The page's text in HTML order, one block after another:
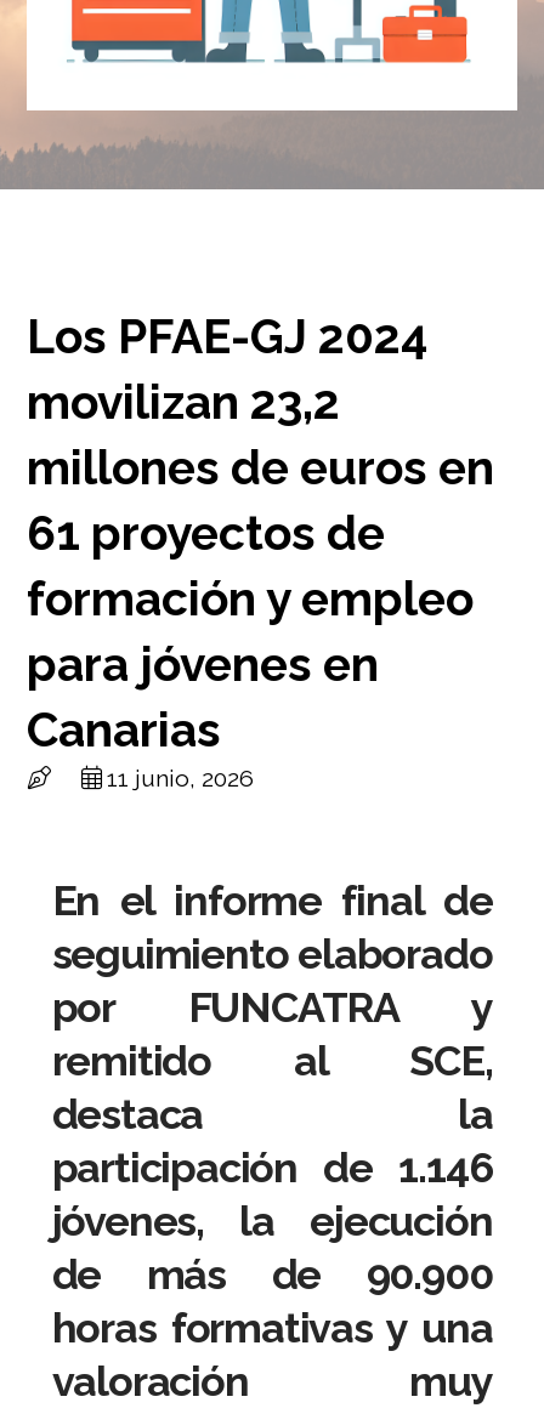
Los PFAE-GJ 2024
movilizan 23,2
millones de euros en
61 proyectos de
formación y empleo
para jóvenes en
Canarias
11 junio, 2026
En el informe final de
seguimiento elaborado
por FUNCATRA y
remitido al SCE,
destaca la
participación de 1.146
jóvenes, la ejecución
de más de 90.900
horas formativas y una
valoración muy